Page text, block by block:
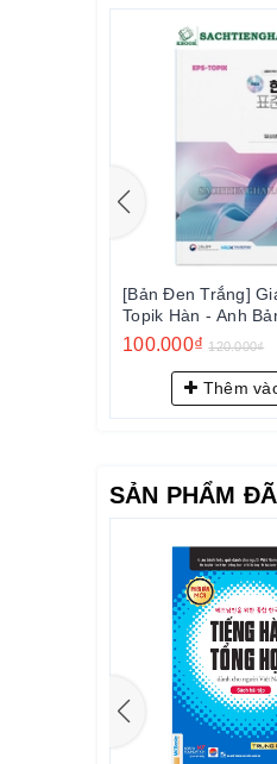
[Bản Đen Trắng]
trình EPS Topik
Mới 2024 Tập 1+2 - EPS-Topik
NEW 한국어 표준교
생활 한국어)
200.000₫ 250.000₫
Thêm
SẢN PHẨM